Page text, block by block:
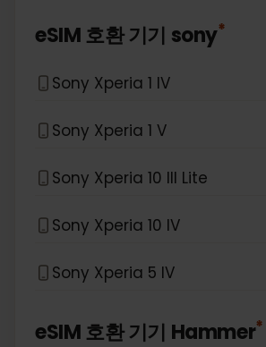
eSIM 호환 기기 sony*
Sony Xperia 1 IV
Sony Xperia 1 V
Sony Xperia 10 III Lite
Sony Xperia 10 IV
Sony Xperia 5 IV
eSIM 호환 기기 Hammer*